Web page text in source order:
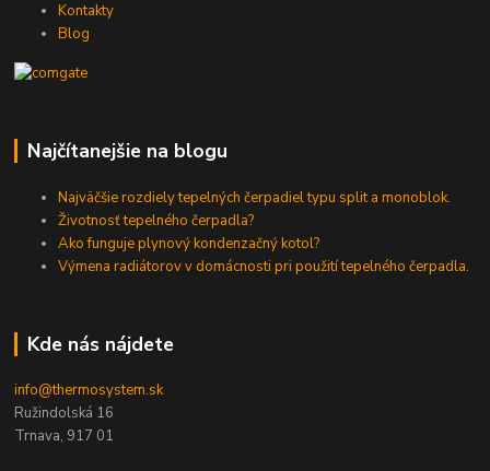
Kontakty
Blog
Najčítanejšie na blogu
Najväčšie rozdiely tepelných čerpadiel typu split a monoblok.
Životnosť tepelného čerpadla?
Ako funguje plynový kondenzačný kotol?
Výmena radiátorov v domácnosti pri použití tepelného čerpadla.
Kde nás nájdete
info@thermosystem.sk
Ružindolská 16
Trnava, 917 01